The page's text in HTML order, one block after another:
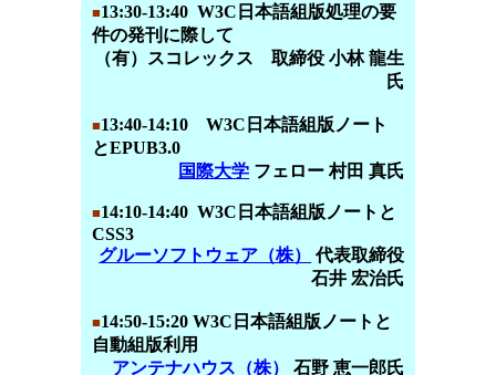
■13:30-13:40 W3C日本語組版処理の要
件の発刊に際して
（有）スコレックス 取締役 小林 龍生
氏
■13:40-14:10 W3C日本語組版ノート
とEPUB3.0
国際大学 フェロー 村田 真氏
■14:10-14:40 W3C日本語組版ノートと
CSS3
グルーソフトウェア（株）
代表取締役
石井 宏治氏
■14:50-15:20 W3C日本語組版ノートと
自動組版利用
アンテナハウス（株）
石野 恵一郎氏